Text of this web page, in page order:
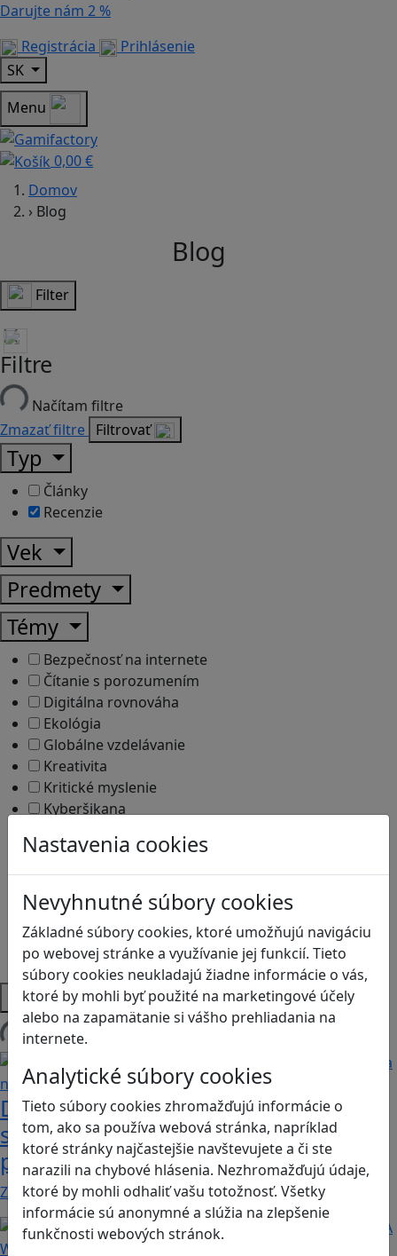
Darujte nám 2 %
Registrácia
Prihlásenie
SK
Menu
0,00 €
Nastavenia cookies
Nevyhnutné súbory cookies
Základné súbory cookies, ktoré umožňujú navigáciu
po webovej stránke a využívanie jej funkcií. Tieto
súbory cookies neukladajú žiadne informácie o vás,
ktoré by mohli byť použité na marketingové účely
alebo na zapamätanie si vášho prehliadania na
internete.
Analytické súbory cookies
Tieto súbory cookies zhromažďujú informácie o
tom, ako sa používa webová stránka, napríklad
ktoré stránky najčastejšie navštevujete a či ste
narazili na chybové hlásenia. Nezhromažďujú údaje,
ktoré by mohli odhaliť vašu totožnosť. Všetky
informácie sú anonymné a slúžia na zlepšenie
funkčnosti webových stránok.
Domov
› Blog
Blog
Filter
Filtre
Načítam filtre
Zmazať filtre Filtrovať
Typ
Články
Recenzie
Vek
Predmety
Témy
Bezpečnosť na internete
Čítanie s porozumením
Digitálna rovnováha
Ekológia
Globálne vzdelávanie
Kreativita
Kritické myslenie
Kyberšikana
Ľudské práva a tolerancia
Motorika a koncentrácia
Programovanie/Technika
Sociálne zručnosti a kooperácia
Strategické myslenie
Zdravie a pohyb
Platformy
Načítam blogy
Desatoro rád pre rodičov, ako sa hrať
s deťmi videohry a nastavovať
pravidlá
Zohľadňovať treba vývinové špecifiká detí, a…